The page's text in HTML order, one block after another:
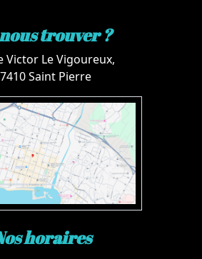
trouver ?
Victor Le Vigoureux,
Saint Pierre
horaires